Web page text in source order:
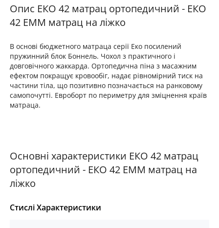
Опис ЕКО 42 матрац ортопедичний - ЕКО
42 EMM матрац на ліжко
В основі бюджетного матраца серії Еко посилений
пружинний блок Боннель. Чохол з практичного і
довговічного жаккарда. Ортопедична піна з масажним
ефектом покращує кровообіг, надає рівномірний тиск на
частини тіла, що позитивно позначається на ранковому
самопочутті. Евроборт по периметру для зміцнення країв
матраца.
Основні характеристики ЕКО 42 матрац
ортопедичний - ЕКО 42 EMM матрац на
ліжко
Стислі Характеристики